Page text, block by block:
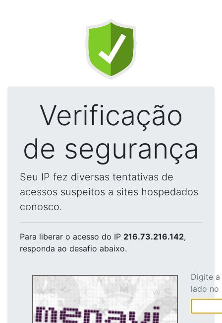
Verificação
de segurança
Seu IP fez diversas tentativas de
acessos suspeitos a sites hospedados
conosco.
Para liberar o acesso do IP 216.73.216.142,
responda ao desafio abaixo.
Digite
lado no